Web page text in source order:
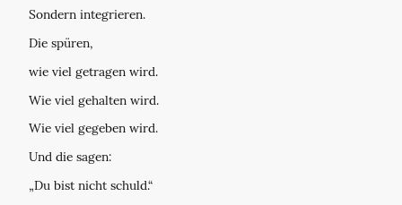
Sondern integrieren.
Die spüren,
wie viel getragen wird.
Wie viel gehalten wird.
Wie viel gegeben wird.
Und die sagen:
„Du bist nicht schuld.“